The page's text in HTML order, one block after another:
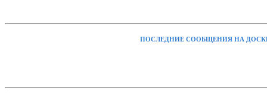
ПОСЛЕДНИЕ СООБЩЕНИЯ НА